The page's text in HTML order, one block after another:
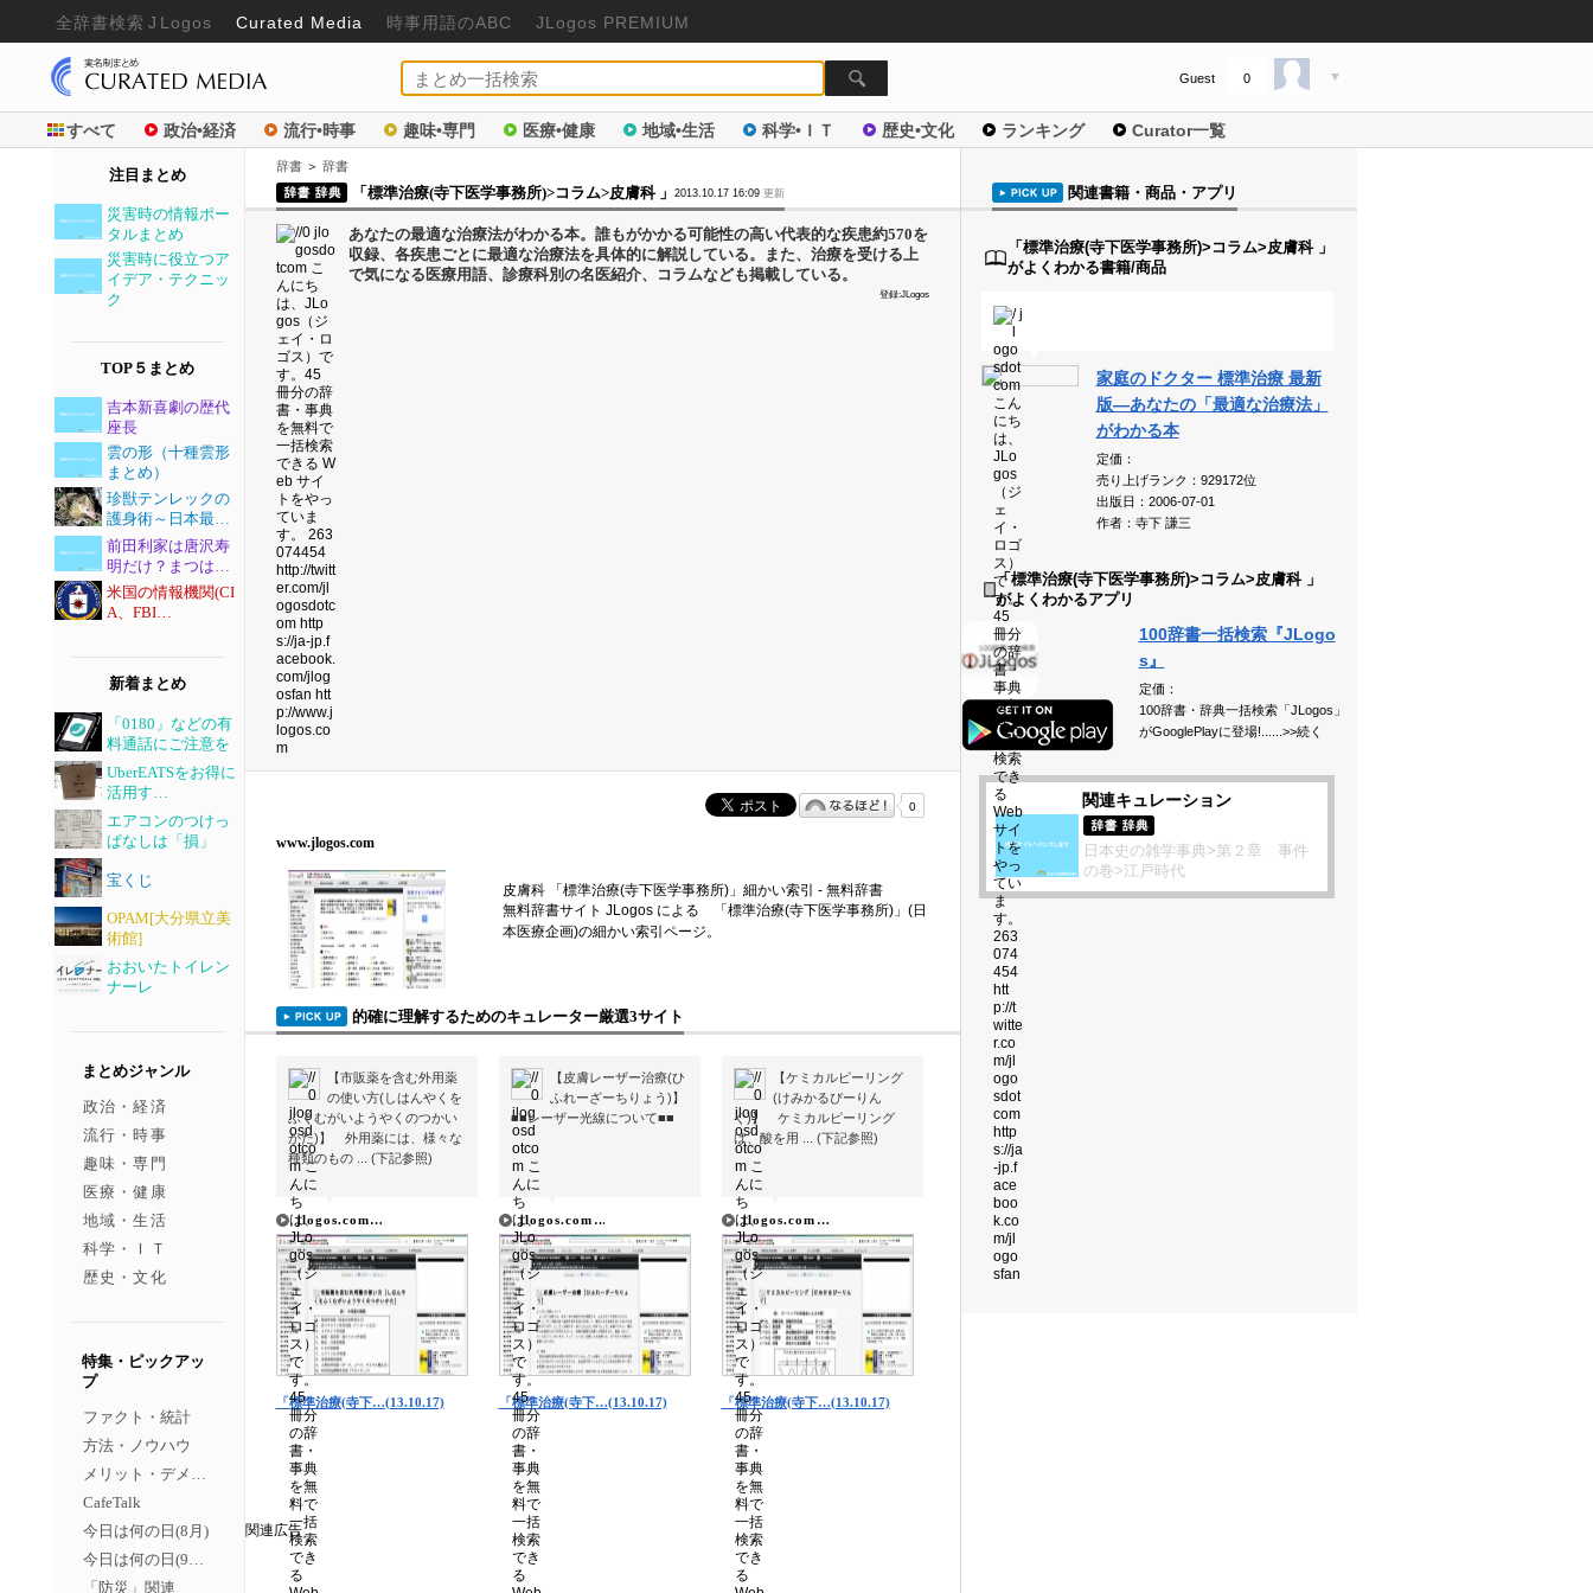
全辞書検索 J Logos Curated Media 時事用語のABC JLogos PREMIUM
Guest 0
すべて 政治•経済 流行•時事 趣味•専門 医療•健康 地域•生活 科学•ＩＴ 歴史•文化 ランキング Curator一覧
「標準治療(寺下医学事務所)>コラム>皮膚科 」 2013.10.17 16:09 更新
辞書 ＞ 辞書
あなたの最適な治療法がわかる本。誰もがかかる可能性の高い代表的な疾患約570を
収録、各疾患ごとに最適な治療法を具体的に解説している。また、治療を受ける上
で気になる医療用語、診療科別の名医紹介、コラムなども掲載している。
登録:JLogos
0
www.jlogos.com
皮膚科 「標準治療(寺下医学事務所)」細かい索引 - 無料辞書
無料辞書サイト JLogos による 「標準治療(寺下医学事務所)」(日
本医療企画)の細かい索引ページ。
的確に理解するためのキュレーター厳選3サイト
【市販薬を含む外用薬
の使い方(しはんやくを
ふくむがいようやくのつかい
かた)】 外用薬には、様々な
種類のもの ... (下記参照)
jlogos.com…
「標準治療(寺下…(13.10.17)
【皮膚レーザー治療(ひ
ふれーざーちりょう)】
■■レーザー光線について■■
jlogos.com…
「標準治療(寺下…(13.10.17)
【ケミカルピーリング
(けみかるぴーりん
ぐ)】 ケミカルピーリング
は、酸を用 ... (下記参照)
jlogos.com…
「標準治療(寺下…(13.10.17)
関連広告
注目まとめ
災害時の情報ポー
タルまとめ
災害時に役立つア
イデア・テクニッ
ク
TOP５まとめ
吉本新喜劇の歴代
座長
雲の形（十種雲形
まとめ）
珍獣テンレックの
護身術～日本最…
前田利家は唐沢寿
明だけ？まつは…
米国の情報機関(CI
A、FBI…
新着まとめ
「0180」などの有
料通話にご注意を
UberEATSをお得に
活用す…
エアコンのつけっ
ぱなしは「損」
宝くじ
OPAM[大分県立美
術館]
おおいたトイレン
ナーレ
まとめジャンル
政治・経済
流行・時事
趣味・専門
医療・健康
地域・生活
科学・ＩＴ
歴史・文化
特集・ピックアッ
プ
ファクト・統計
方法・ノウハウ
メリット・デメリット
CafeTalk
今日は何の日(8月)
今日は何の日(9月）
「防災」関連
関連書籍・商品・アプリ
「標準治療(寺下医学事務所)>コラム>皮膚科 」
がよくわかる書籍/商品
家庭のドクター 標準治療 最新
版―あなたの「最適な治療法」
がわかる本
定価：
売り上げランク：929172位
出版日：2006-07-01
作者：寺下 謙三
「標準治療(寺下医学事務所)>コラム>皮膚科 」
がよくわかるアプリ
100辞書一括検索『JLogo
s』
定価：
100辞書・辞典一括検索「JLogos」
がGooglePlayに登場!......>>続く
関連キュレーション
日本史の雑学事典>第２章 事件
の巻>江戸時代